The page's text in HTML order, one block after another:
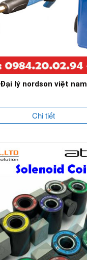
Đại lý nordson việt nam
Chi tiết